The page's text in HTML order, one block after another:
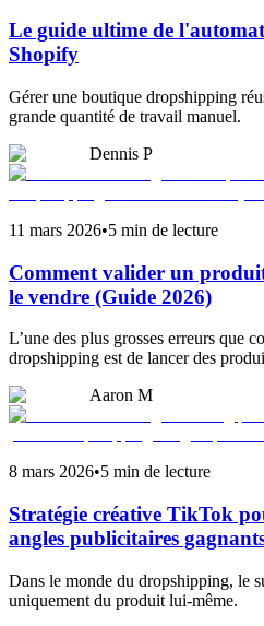
Le guide ultime de
Shopify
Gérer une boutique dropshipping
grande quantité de travail manuel.
Dennis P
11 mars 2026•5 min de lecture
Comment valider un
le vendre (Guide 2026)
L’une des plus grosses erreurs que
dropshipping est de lancer des
Aaron M
8 mars 2026•5 min de lecture
Stratégie créative TikTok
angles publicitaires
Dans le monde du dropshipping, le
uniquement du produit lui-même.